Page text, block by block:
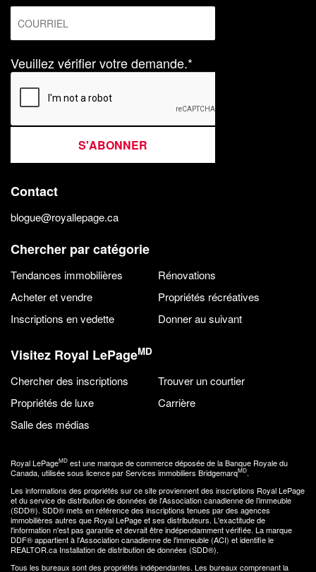
Veuillez vérifier votre demande.*
S'ABONNER
Contact
blogue@royallepage.ca
Chercher par catégorie
Tendances immobilières
Rénovations
Acheter et vendre
Propriétés récréatives
Inscriptions en vedette
Donner au suivant
Visitez Royal LePageMD
Chercher des inscriptions
Trouver un courtier
Propriétés de luxe
Carrière
Salle des médias
Royal LePageMD est une marque de commerce déposée de la Banque Royale du
Canada, utilisée sous licence par Services immobiliers BridgemarqMD.
Les informations des propriétés sur ce site proviennent des inscriptions Royal LePage
et du service de distribution de données de l'Association canadienne de l’immeuble
(SDD®). SDD® mets en référence des inscriptions tenues par des agences
immobilières autres que Royal LePage et ses distributeurs. L'exactitude de
l'information n'est pas garantie et devrait être indépendamment vérifiée. La marque
DDF® appartient à l'Association canadienne de l'immeuble (ACI) et identifie le
REALTOR.ca Installation de distribution de données (SDD®).
Tous les bureaux sont des propriétés indépendantes. Les bureaux comprenant la